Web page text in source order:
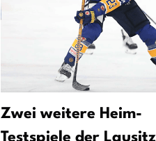
Zwei weitere Heim-
Testspiele der